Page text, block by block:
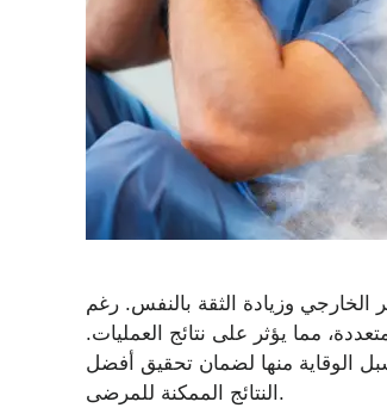
الخارجي وزيادة الثقة بالنفس. رغم
مما يؤثر على نتائج العمليات.
الوقاية منها لضمان تحقيق أفضل
النتائج الممكنة للمرضى.